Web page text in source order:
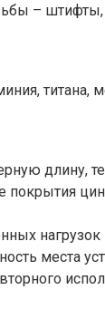
–
титана,
длину,
покрытия
нагрузок
места